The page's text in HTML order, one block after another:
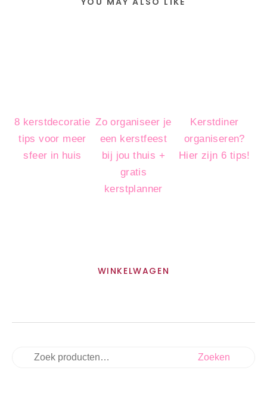
8 kerstdecoratie
tips voor meer
sfeer in huis
Zo organiseer je
een kerstfeest
bij jou thuis +
gratis
kerstplanner
Kerstdiner
organiseren?
Hier zijn 6 tips!
WINKELWAGEN
Zoeken